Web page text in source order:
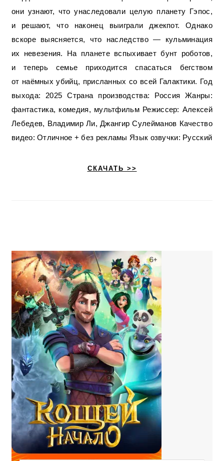
они узнают, что унаследовали целую планету Гэпос,
и решают, что наконец выиграли джекпот. Однако
вскоре выясняется, что наследство — кульминация
их невезения. На планете вспыхивает бунт роботов,
и теперь семье приходится спасаться бегством
от наёмных убийц, присланных со всей Галактики. Год
выхода: 2025 Страна производства: Россия Жанры:
фантастика, комедия, мультфильм Режиссер: Алексей
Лебедев, Владимир Ли, Джангир Сулейманов Качество
видео: Отличное + без рекламы Язык озвучки: Русский
СКАЧАТЬ >>